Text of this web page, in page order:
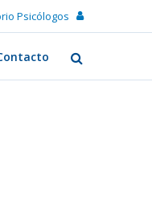
Psicólogos